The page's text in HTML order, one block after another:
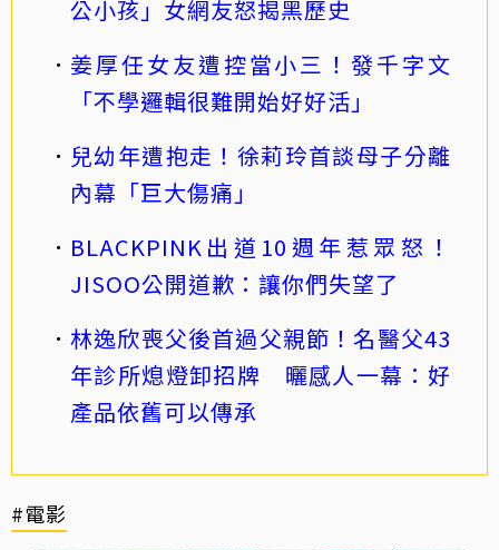
公小孩」女網友怒揭黑歷史
姜厚任女友遭控當小三！發千字文
「不學邏輯很難開始好好活」
兒幼年遭抱走！徐莉玲首談母子分離
內幕「巨大傷痛」
BLACKPINK出道10週年惹眾怒！
JISOO公開道歉：讓你們失望了
林逸欣喪父後首過父親節！名醫父43
年診所熄燈卸招牌 曬感人一幕：好
產品依舊可以傳承
#電影